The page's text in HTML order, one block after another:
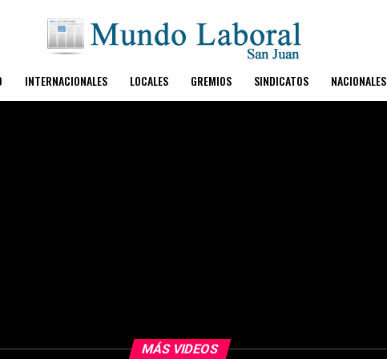
INTERNACIONALES LOCALES GREMIOS SINDICATOS NACIONALES
MÁS VIDEOS